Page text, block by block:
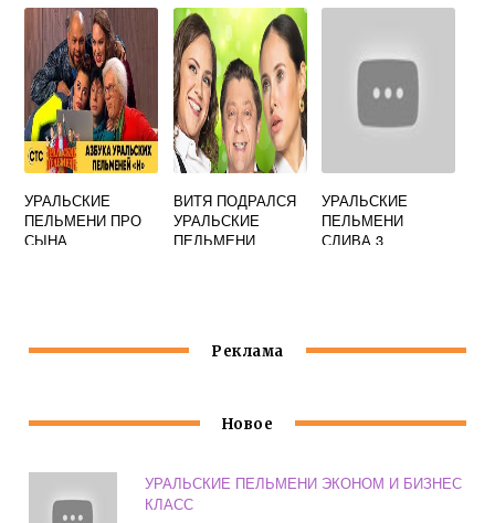
УРАЛЬСКИЕ
ПЕЛЬМЕНИ ПРО
СЫНА
ВИТЯ ПОДРАЛСЯ
УРАЛЬСКИЕ
ПЕЛЬМЕНИ
УРАЛЬСКИЕ
ПЕЛЬМЕНИ
СЛИВА 3
Реклама
Новое
УРАЛЬСКИЕ ПЕЛЬМЕНИ ЭКОНОМ И БИЗНЕС
КЛАСС